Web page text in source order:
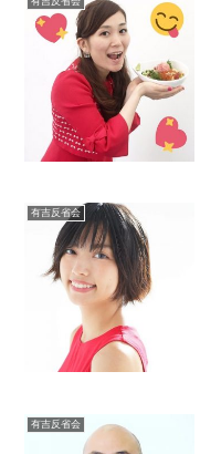
有吉反省会
有吉反省会